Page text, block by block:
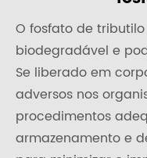
O fosfato de
biodegradável e
Se liberado em
adversos nos
procedimentos
armazenamento e